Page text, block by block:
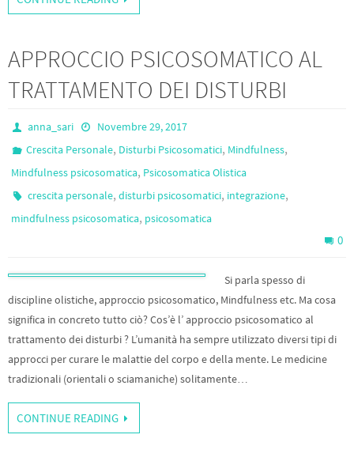
APPROCCIO PSICOSOMATICO AL
TRATTAMENTO DEI DISTURBI
anna_sari
Novembre 29, 2017
Crescita Personale, Disturbi Psicosomatici, Mindfulness,
Mindfulness psicosomatica, Psicosomatica Olistica
crescita personale,disturbi psicosomatici, integrazione,
mindfulness psicosomatica, psicosomatica
0
Si parla spesso di
discipline olistiche, approccio psicosomatico, Mindfulness etc. Ma cosa
significa in concreto tutto ciò? Cos’è l’ approccio psicosomatico al
trattamento dei disturbi ? L’umanità ha sempre utilizzato diversi tipi di
approcci per curare le malattie del corpo e della mente. Le medicine
tradizionali (orientali o sciamaniche) solitamente…
CONTINUE READING